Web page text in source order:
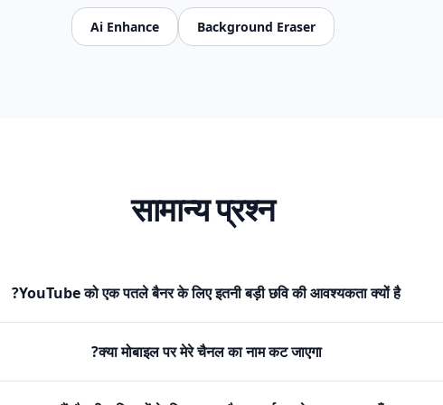
Background Eraser
Ai Enhance
सामान्य प्रश्न
YouTube को एक पतले बैनर के लिए इतनी बड़ी छवि की आवश्यकता क्यों है?
क्या मोबाइल पर मेरे चैनल का नाम कट जाएगा?